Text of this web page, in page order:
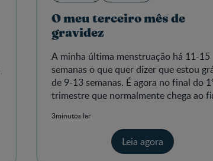
O meu terceiro mês de
gravidez
A minha última menstruação há 11-15
semanas o que quer dizer que estou
de 9-13 semanas. É agora no final do
trimestre que normalmente chega ao
3minutos ler
Leia agora